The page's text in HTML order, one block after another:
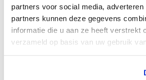
partners voor social media,
partners kunnen deze gegevens
informatie die u aan ze heeft verstrekt
verzameld op basis van uw gebruik